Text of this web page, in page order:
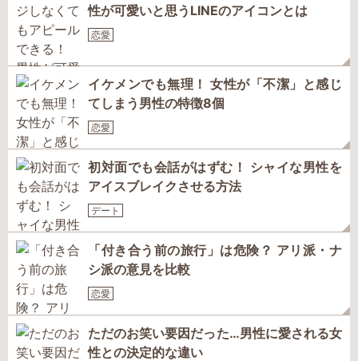
性が可愛いと思うLINEのアイコンとは
恋愛
イケメンでも無理！ 女性が「不潔」と感じ
てしまう男性の特徴8個
恋愛
初対面でも会話がはずむ！ シャイな男性を
アイスブレイクさせる方法
デート
「付き合う前の旅行」は危険？ アリ派・ナ
シ派の意見を比較
恋愛
ただのお笑い要因だった…男性に愛される女
性との決定的な違い